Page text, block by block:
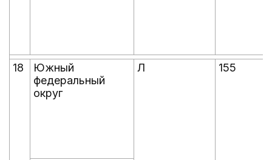
18
Южный
федеральный
округ
Л 155